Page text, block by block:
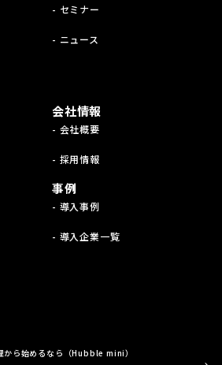
- セミナー
- ニュース
会社情報
- 会社概要
- 採用情報
事例
- 導入事例
- 導入企業一覧
から始めるなら（Hubble mini）